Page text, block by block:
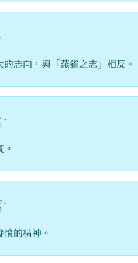
ˋ
志向，與「燕雀之志」相反。
ˇ
ˇ
的精神。